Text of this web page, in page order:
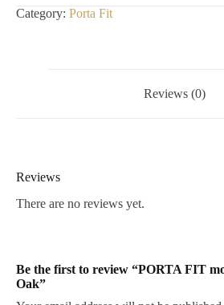
Category: Porta Fit
Reviews (0)
Reviews
There are no reviews yet.
Be the first to review “PORTA FIT
Oak”